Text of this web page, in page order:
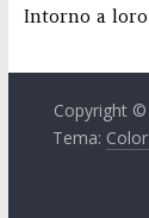
Intorno a
Copyright ©
Tema: